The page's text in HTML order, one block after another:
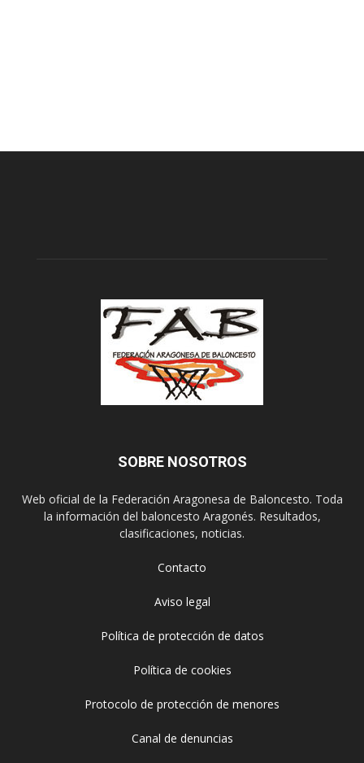
SOBRE NOSOTROS
Web oficial de la Federación Aragonesa de Baloncesto. Toda
la información del baloncesto Aragonés. Resultados,
clasificaciones, noticias.
Contacto
Aviso legal
Política de protección de datos
Política de cookies
Protocolo de protección de menores
Canal de denuncias